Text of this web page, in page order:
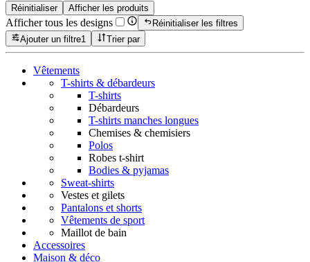
Réinitialiser Afficher les produits
Afficher tous les designs
Réinitialiser les filtres
Ajouter un filtre1 Trier par
Vêtements
T-shirts & débardeurs
T-shirts
Débardeurs
T-shirts manches longues
Chemises & chemisiers
Polos
Robes t-shirt
Bodies & pyjamas
Sweat-shirts
Vestes et gilets
Pantalons et shorts
Vêtements de sport
Maillot de bain
Accessoires
Maison & déco